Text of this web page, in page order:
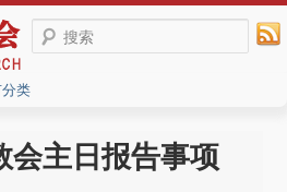
搜索
类
会主日报告事项